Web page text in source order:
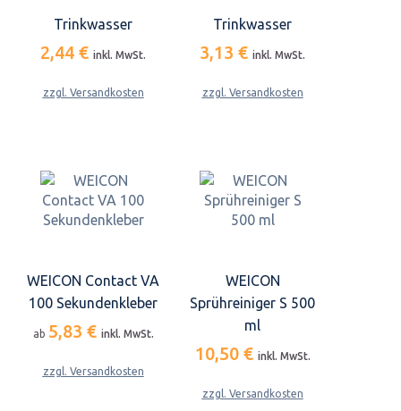
Trinkwasser
2,44 € inkl. MwSt.
zzgl. Versandkosten
Trinkwasser
3,13 € inkl. MwSt.
zzgl. Versandkosten
WEICON Contact VA
100 Sekundenkleber
ab 5,83 € inkl. MwSt.
zzgl. Versandkosten
WEICON
Sprühreiniger S 500
ml
10,50 € inkl. MwSt.
zzgl. Versandkosten